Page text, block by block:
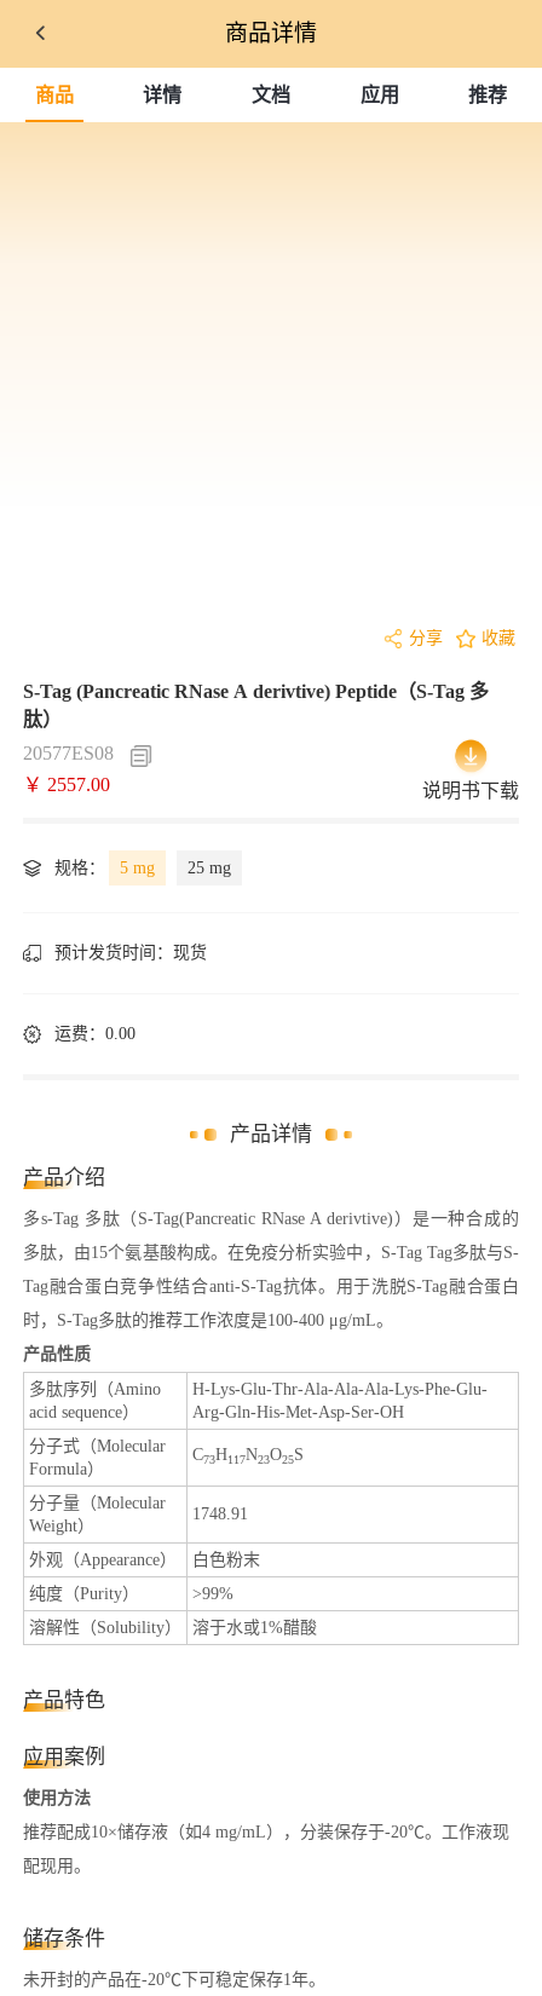
商品详情
商品 详情 文档 应用 推荐
分享 收藏
S-Tag (Pancreatic RNase A derivtive) Peptide（S-Tag 多
肽）
20577ES08
￥ 2557.00
说明书下载
规格： 5 mg 25 mg
预计发货时间： 现货
运费：0.00
产品详情
产品介绍
多s-Tag 多肽（S-Tag(Pancreatic RNase A derivtive)）是一种合成的
多肽，由15个氨基酸构成。在免疫分析实验中，S-Tag Tag多肽与S-
Tag融合蛋白竞争性结合anti-S-Tag抗体。用于洗脱S-Tag融合蛋白
时，S-Tag多肽的推荐工作浓度是100-400 μg/mL。
产品性质
多肽序列（Amino
acid sequence）
H-Lys-Glu-Thr-Ala-Ala-Ala-Lys-Phe-Glu-
Arg-Gln-His-Met-Asp-Ser-OH
分子式（Molecular
Formula）
C73H117N23O25S
分子量（Molecular
Weight）
1748.91
外观（Appearance）
白色粉末
纯度（Purity）
>99%
溶解性（Solubility）
溶于水或1%醋酸
产品特色
应用案例
使用方法
推荐配成10×储存液（如4 mg/mL），分装保存于-20℃。工作液现
配现用。
储存条件
未开封的产品在-20℃下可稳定保存1年。